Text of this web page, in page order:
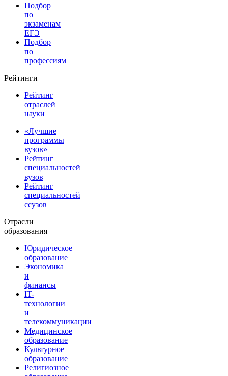
Подбор
по
экзаменам
ЕГЭ
Подбор
по
профессиям
Рейтинги
Рейтинг
отраслей
науки
«Лучшие
программы
вузов»
Рейтинг
специальностей
вузов
Рейтинг
специальностей
ссузов
Отрасли
образования
Юридическое
образование
Экономика
и
финансы
IT-
технологии
и
телекоммуникации
Медицинское
образование
Культурное
образование
Религиозное